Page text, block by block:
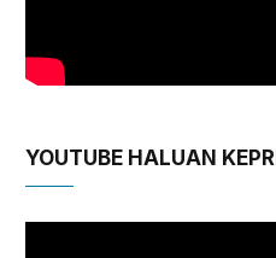
YOUTUBE HALUAN KEPRI